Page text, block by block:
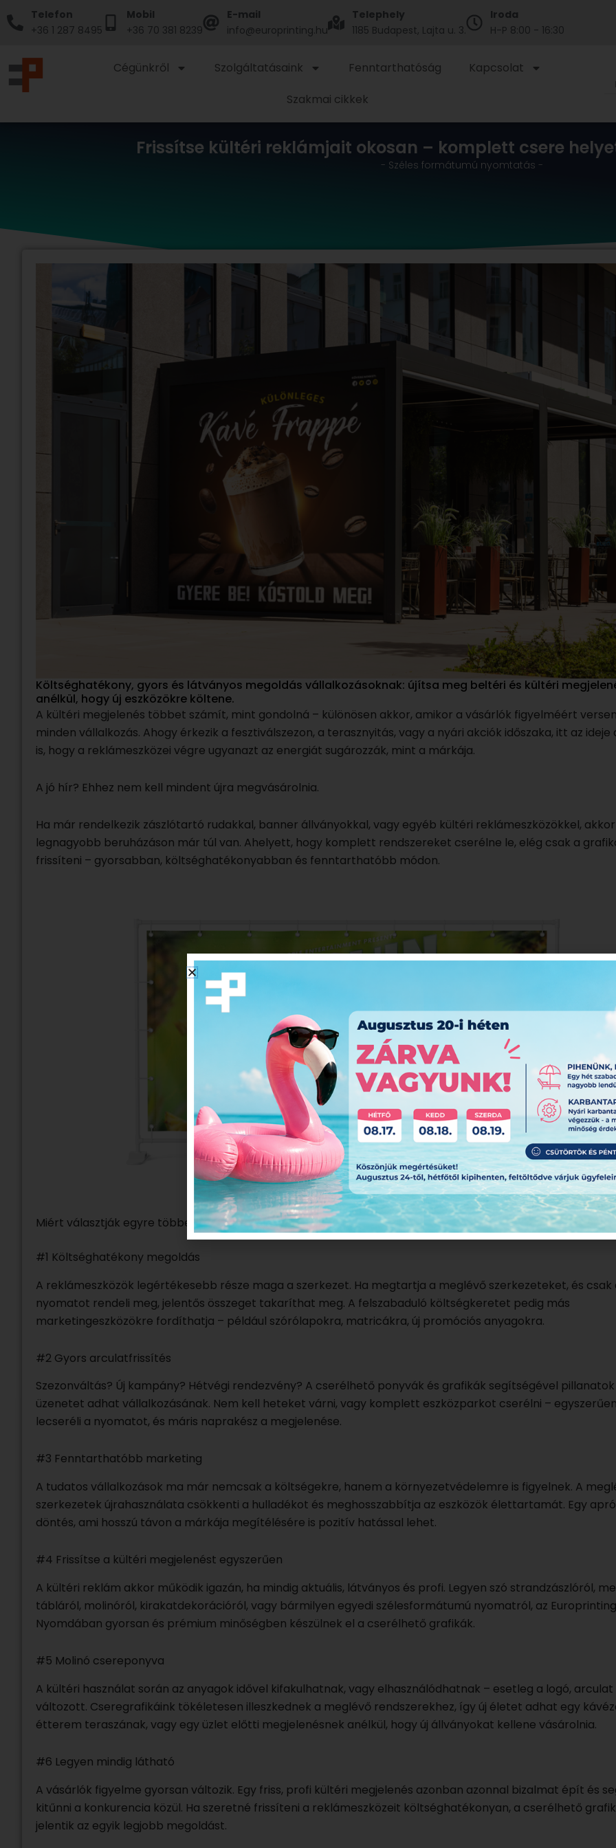
to
Telefon
+36 1 287 8495
Mobil
+36 70 381 8239
E-mail
info@europrinting.hu
Telephely
1185 Budapest, Lajta u. 3.
Iroda
H-P 8:00 - 16:30
Cégünkről Szolgáltatásaink Fenntarthatóság
Kapcsolat
Szakmai cikkek
Frissítse kültéri reklámjait okosan – komplett csere
- Széles formátumú nyomtatás -
Költséghatékony, gyors és látványos megoldás vállalkozásoknak: újítsa meg beltéri és kültéri
anélkül, hogy új eszközökre költene.
A kültéri megjelenés többet számít, mint gondolná – különösen akkor, amikor a vásárlók figyelméért
minden vállalkozás. Ahogy érkezik a fesztiválszezon, a terasznyitás, vagy a nyári akciók időszaka, itt az ideje
is, hogy a reklámeszközei végre ugyanazt az energiát sugározzák, mint a márkája.
A jó hír? Ehhez nem kell mindent újra megvásárolnia.
Ha már rendelkezik zászlótartó rudakkal, banner állványokkal, vagy egyéb kültéri reklámeszközökkel,
legnagyobb beruházáson már túl van. Ahelyett, hogy komplett rendszereket cserélne le, elég csak a
frissíteni – gyorsabban, költséghatékonyabban és fenntarthatóbb módon.
Miért választják egyre többen a cserélhető grafikákat?
#1 Költséghatékony megoldás
A reklámeszközök legértékesebb része maga a szerkezet. Ha megtartja a meglévő szerkezeteket, és csak
nyomatot rendeli meg, jelentős összeget takaríthat meg. A felszabaduló költségkeretet pedig más
marketingeszközökre fordíthatja – például szórólapokra, matricákra, új promóciós anyagokra.
#2 Gyors arculatfrissítés
Szezonváltás? Új kampány? Hétvégi rendezvény? A cserélhető ponyvák és grafikák segítségével
üzenetet adhat vállalkozásának. Nem kell heteket várni, vagy komplett eszközparkot cserélni –
lecseréli a nyomatot, és máris naprakész a megjelenése.
#3 Fenntarthatóbb marketing
A tudatos vállalkozások ma már nemcsak a költségekre, hanem a környezetvédelemre is figyelnek. A
szerkezetek újrahasználata csökkenti a hulladékot és meghosszabbítja az eszközök élettartamát. Egy apró
döntés, ami hosszú távon a márkája megítélésére is pozitív hatással lehet.
#4 Frissítse a kültéri megjelenést egyszerűen
A kültéri reklám akkor működik igazán, ha mindig aktuális, látványos és profi. Legyen szó strandzászlóról,
tábláról, molinóról, kirakatdekorációról, vagy bármilyen egyedi szélesformátumú nyomatról, az Europrinting
Nyomdában gyorsan és prémium minőségben készülnek el a cserélhető grafikák.
#5 Molinó csereponyva
A kültéri használat során az anyagok idővel kifakulhatnak, vagy elhasználódhatnak – esetleg a logó, arculat
változott. Cseregrafikáink tökéletesen illeszkednek a meglévő rendszerekhez, így új életet adhat egy
étterem teraszának, vagy egy üzlet előtti megjelenésnek anélkül, hogy új állványokat kellene vásárolnia.
#6 Legyen mindig látható
A vásárlók figyelme gyorsan változik. Egy friss, profi kültéri megjelenés azonban azonnal bizalmat épít és
kitűnni a konkurencia közül. Ha szeretné frissíteni a reklámeszközeit költséghatékonyan, a cserélhető
jelentik az egyik legjobb megoldást.